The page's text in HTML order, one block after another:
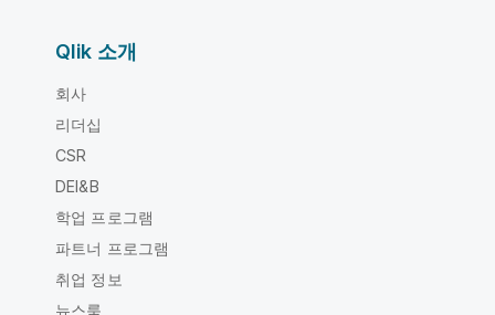
Qlik 소개
회사
리더십
CSR
DEI&B
학업 프로그램
파트너 프로그램
취업 정보
뉴스룸